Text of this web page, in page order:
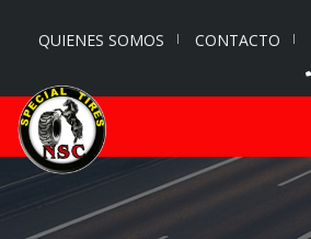
QUIENES SOMOS CONTACTO